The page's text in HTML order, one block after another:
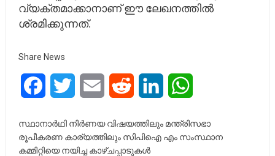
വ്യക്തമാക്കാനാണ്‌ ഈ ലേഖനത്തിൽ
ശ്രമിക്കുന്നത്‌.
Share News
FacebookTwitter Email Reddit LinkedIn
സ്ഥാനാർഥി നിർണയ വിഷയത്തിലും മന്ത്രിസഭാ
രൂപീകരണ കാര്യത്തിലും സിപിഐ എം സംസ്ഥാന
കമ്മിറ്റിയെ നയിച്ച കാഴ്‌ചപ്പാടുകൾ